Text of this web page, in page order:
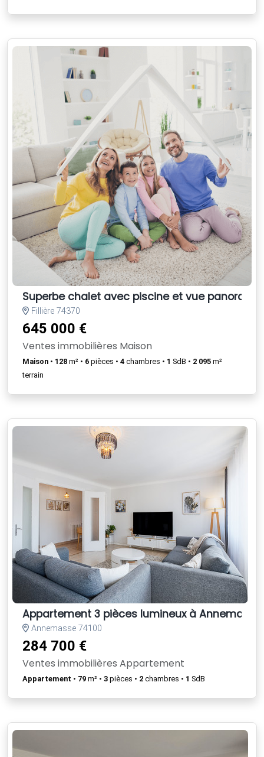
Superbe chalet avec piscine et vue
Fillière 74370
645 000 €
Ventes immobilières Maison
Maison • 128 m² • 6 pièces • 4 chambres • 1 SdB • 2 095 m²
terrain
Appartement 3 pièces lumineux à Annemasse
Annemasse 74100
284 700 €
Ventes immobilières Appartement
Appartement • 79 m² • 3 pièces • 2 chambres • 1 SdB